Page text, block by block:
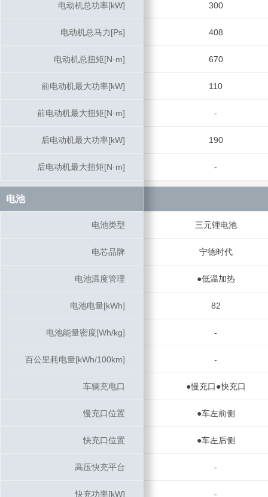
电动机总功率[kW] 300
电动机总马力[Ps] 408
电动机总扭矩[N·m] 670
前电动机最大功率[kW] 110
前电动机最大扭矩[N·m] -
后电动机最大功率[kW] 190
后电动机最大扭矩[N·m] -
电池
电池类型 三元锂电池
电芯品牌 宁德时代
电池温度管理 ●低温加热
电池电量[kWh] 82
电池能量密度[Wh/kg] -
百公里耗电量[kWh/100km] -
车辆充电口 ●慢充口●快充口
慢充口位置 ●车左前侧
快充口位置 ●车左后侧
高压快充平台 -
快充功率[kW] -
电动机总功率[kW]
电动机总马力[Ps]
电动机总扭矩[N·m]
前电动机最大功率[kW]
前电动机最大扭矩[N·m]
后电动机最大功率[kW]
后电动机最大扭矩[N·m]
电池
电池类型
电芯品牌
电池温度管理
电池电量[kWh]
电池能量密度[Wh/kg]
百公里耗电量[kWh/100km]
车辆充电口
慢充口位置
快充口位置
高压快充平台
快充功率[kW]